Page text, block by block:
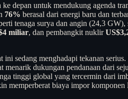
ke depan untuk mendukung agenda
76% berasal dari energi baru dan
tenaga surya dan angin (24,3 GW),
miliar, dan pembangkit nuklir
sedang menghadapi tekanan
dukungan pendanaan dari
tinggi global yang tercermin dari
biaya impor